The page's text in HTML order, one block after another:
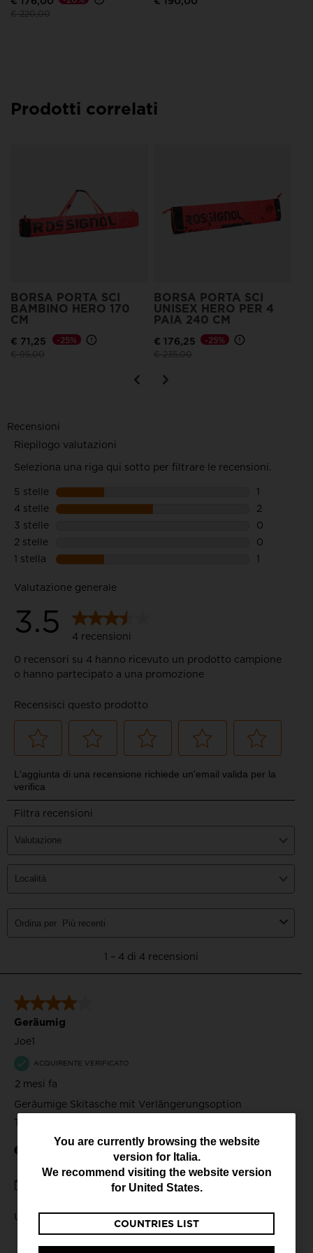
You
are
website
You are currently browsing the website
version for Italia.
We recommend visiting the website version
for United States.
COUNTRIES LIST
Prezzo ridotto da
€ 220,00a
Prodotti correlati
BORSA PORTA SCI
BAMBINO HERO 170
CM
€ 71,25
Prezzo ridotto da
€ 95,00a
-25%
BORSA PORTA SCI
UNISEX HERO PER 4
PAIA 240 CM
€ 176,25
Prezzo ridotto da
€ 235,00a
-25%